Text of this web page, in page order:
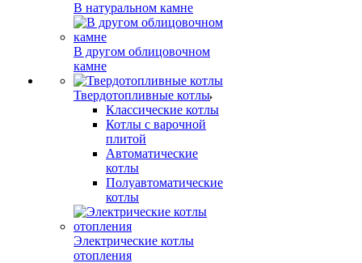
В натуральном камне
В другом облицовочном
камне
Твердотопливные котлы
Классические котлы
Котлы с варочной
плитой
Автоматические
котлы
Полуавтоматические
котлы
Электрические котлы
отопления